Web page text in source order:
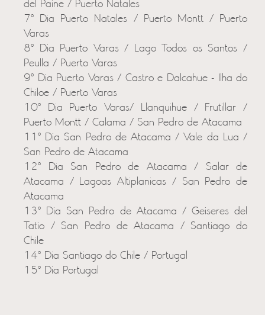
del Paine / Puerto Natales
7º Dia Puerto Natales / Puerto Montt / Puerto
Varas
8º Dia Puerto Varas / Lago Todos os Santos /
Peulla / Puerto Varas
9º Dia Puerto Varas / Castro e Dalcahue - Ilha do
Chiloe / Puerto Varas
10º Dia Puerto Varas/ Llanquihue / Frutillar /
Puerto Montt / Calama / San Pedro de Atacama
11º Dia San Pedro de Atacama / Vale da Lua /
San Pedro de Atacama
12º Dia San Pedro de Atacama / Salar de
Atacama / Lagoas Altiplanicas / San Pedro de
Atacama
13º Dia San Pedro de Atacama / Geiseres del
Tatio / San Pedro de Atacama / Santiago do
Chile
14º Dia Santiago do Chile / Portugal
15º Dia Portugal